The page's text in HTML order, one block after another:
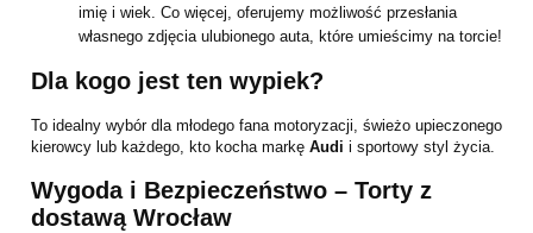
imię i wiek. Co więcej, oferujemy możliwość przesłania
własnego zdjęcia ulubionego auta, które umieścimy na torcie!
Dla kogo jest ten wypiek?
To idealny wybór dla młodego fana motoryzacji, świeżo upieczonego
kierowcy lub każdego, kto kocha markę Audi i sportowy styl życia.
Wygoda i Bezpieczeństwo – Torty z
dostawą Wrocław